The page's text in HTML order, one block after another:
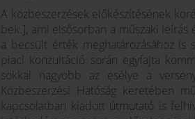
A közbeszerzések előkészítésének
bek.], ami elsősorban a műszaki
a becsült érték meghatározásához is
piaci konzultáció során egyfajta
sokkal nagyobb az esélye a
Közbeszerzési Hatóság keretében
kapcsolatban kiadott útmutató is